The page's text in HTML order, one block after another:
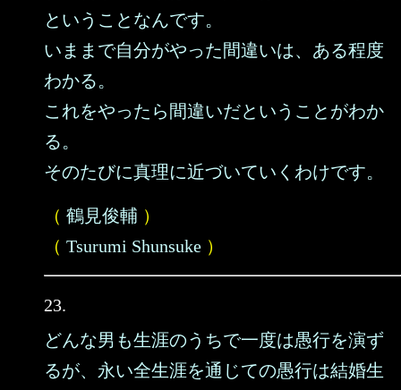
ということなんです。
いままで自分がやった間違いは、ある程度
わかる。
これをやったら間違いだということがわか
る。
そのたびに真理に近づいていくわけです。
（ 鶴見俊輔 ）
（ Tsurumi Shunsuke ）
23.
どんな男も生涯のうちで一度は愚行を演ず
るが、永い全生涯を通じての愚行は結婚生